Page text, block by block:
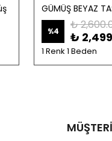
%4 ₺
₺
1 Renk 1 Beden